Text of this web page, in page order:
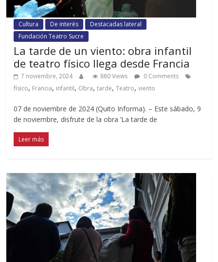
Cultura De interés
Destacadas lateral
Fundación Teatro Sucre
La tarde de un viento: obra infantil
de teatro físico llega desde Francia
7 noviembre, 2024 880 Views
0 Comments
físico, Francia, infantil, Obra,tarde,Teatro,viento
07 de noviembre de 2024 (Quito Informa). – Este sábado, 9
de noviembre, disfrute de la obra ’La tarde de
Leer más